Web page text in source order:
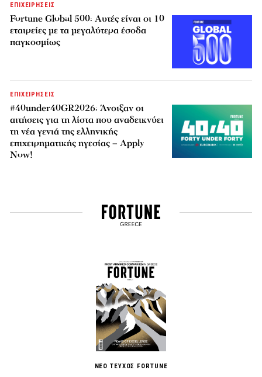
ΕΠΙΧΕΙΡΗΣΕΙΣ
Fortune Global 500: Αυτές είναι οι 10
εταιρείες με τα μεγαλύτερα έσοδα
παγκοσμίως
ΕΠΙΧΕΙΡΗΣΕΙΣ
#40under40GR2026: Άνοιξαν οι
αιτήσεις για τη λίστα που αναδεικνύει
τη νέα γενιά της ελληνικής
επιχειρηματικής ηγεσίας – Apply
Now!
ΝΕΟ ΤΕΥΧΟΣ FORTUNE